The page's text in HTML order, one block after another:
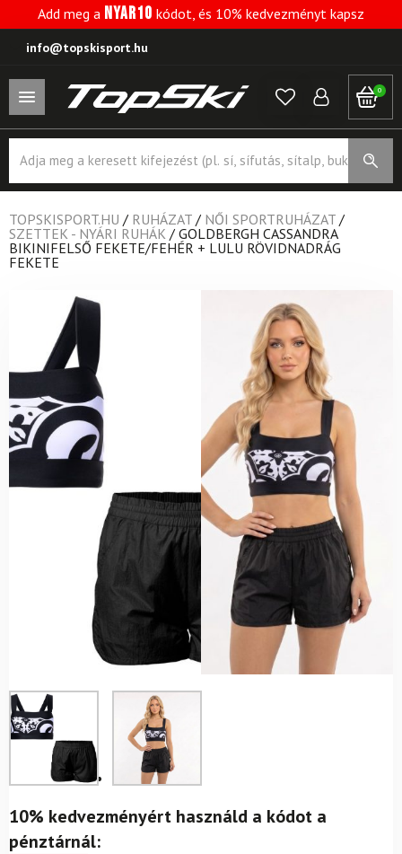
Add meg a NYAR10 kódot, és 10% kedvezményt kapsz
info@topskisport.hu
0
search
TOPSKISPORT.HU / RUHÁZAT / NŐI SPORTRUHÁZAT /
SZETTEK - NYÁRI RUHÁK / GOLDBERGH CASSANDRA
BIKINIFELSŐ FEKETE/FEHÉR + LULU RÖVIDNADRÁG
FEKETE
10% kedvezményért használd a kódot a
pénztárnál: